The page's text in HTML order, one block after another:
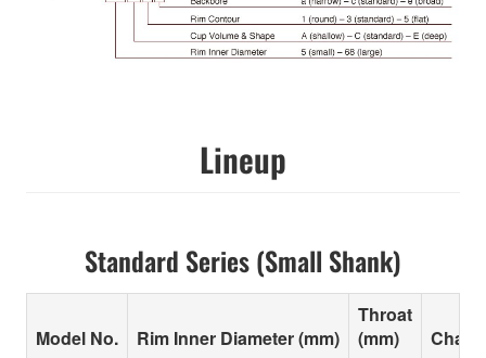
Lineup
Standard Series (Small Shank)
Model No. Rim Inner Diameter (mm)
Throat
(mm)